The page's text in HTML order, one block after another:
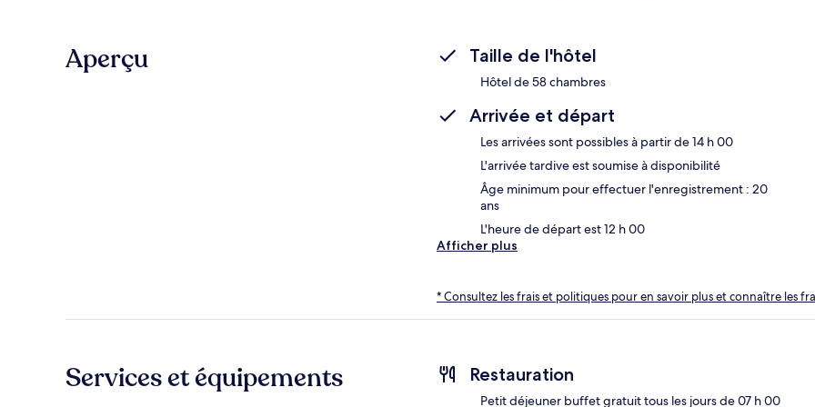
Aperçu Taille de l'hôtel
Hôtel de 58 chambres
Arrivée et départ
Les arrivées sont possibles à partir de 14 h 00
L'arrivée tardive est soumise à disponibilité
Âge minimum pour effectuer l'enregistrement : 20
ans
L'heure de départ est 12 h 00
Afficher plus
* Consultez les frais et politiques pour en savoir plus et connaître les
Services et équipements Restauration
Petit déjeuner buffet gratuit tous les jours de 07 h 00